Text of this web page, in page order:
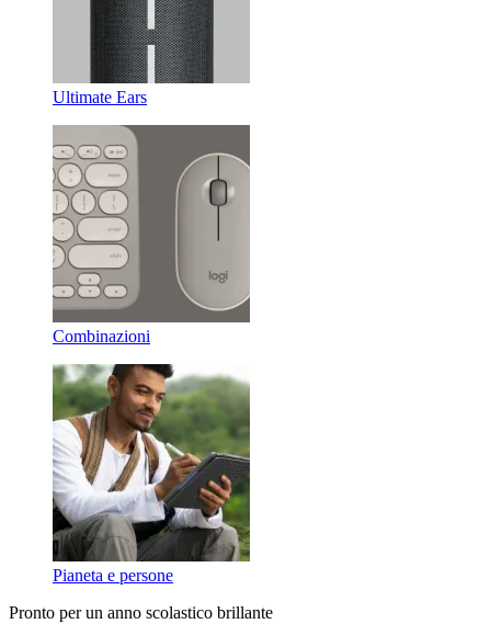
Ultimate Ears
Combinazioni
Pianeta e persone
Pronto per un anno scolastico brillante